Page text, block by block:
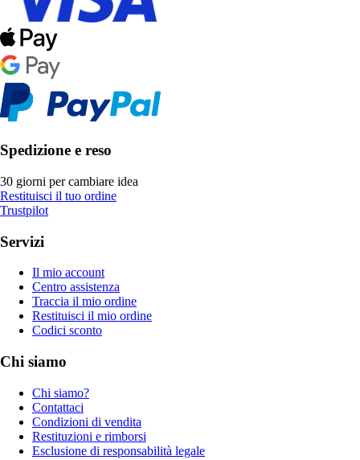
Spedizione e reso
30 giorni per cambiare idea
Restituisci il tuo ordine
Trustpilot
Servizi
Il mio account
Centro assistenza
Traccia il mio ordine
Restituisci il mio ordine
Codici sconto
Chi siamo
Chi siamo?
Contattaci
Condizioni di vendita
Restituzioni e rimborsi
Esclusione di responsabilità legale